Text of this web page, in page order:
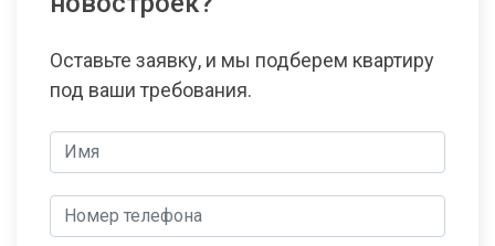
Оставьте заявку, и мы подберем квартиру
под ваши требования.